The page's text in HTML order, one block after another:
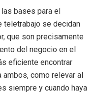
bases para el
teletrabajo se decidan
que son precisamente
del negocio en el
eficiente encontrar
como relevar al
siempre y cuando haya